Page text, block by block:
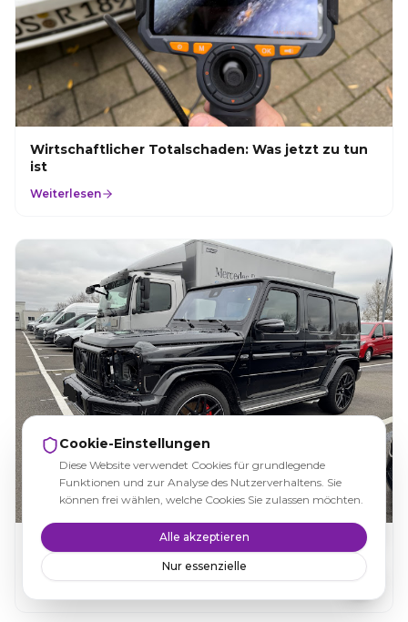
Wirtschaftlicher Totalschaden: Was jetzt zu tun
ist
Weiterlesen
Was kostet ein Kfz-Gutachter? Alle Preise im
Überblick
Cookie-Einstellungen
Diese Website verwendet Cookies für grundlegende
Funktionen und zur Analyse des Nutzerverhaltens. Sie
können frei wählen, welche Cookies Sie zulassen möchten.
Alle akzeptieren
Nur essenzielle